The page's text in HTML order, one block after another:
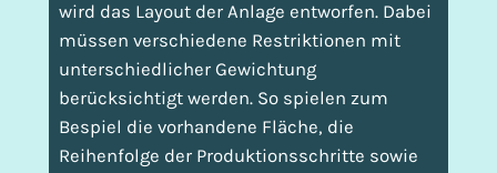
wird das Layout der Anlage entworfen. Dabei
müssen verschiedene Restriktionen mit
unterschiedlicher Gewichtung
berücksichtigt werden. So spielen zum
Bespiel die vorhandene Fläche, die
Reihenfolge der Produktionsschritte sowie